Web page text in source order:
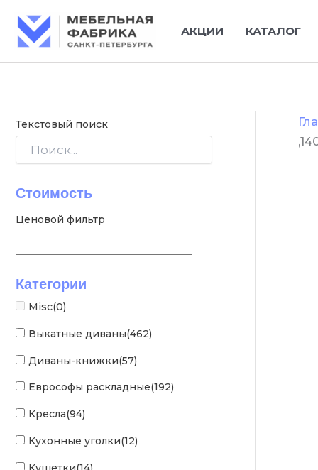
содержимому
АКЦИИ КАТАЛОГ
Текстовый поиск
Стоимость
Ценовой фильтр
Категории
Misc(0)
Выкатные диваны(462)
Диваны-книжки(57)
Еврософы раскладные(192)
Кресла(94)
Кухонные уголки(12)